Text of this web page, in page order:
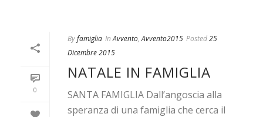
0
Byfamiglia In Avvento,Avvento2015 Posted25
Dicembre 2015
NATALE IN FAMIGLIA
SANTA FAMIGLIA Dall’angoscia alla
speranza di una famiglia che cerca il